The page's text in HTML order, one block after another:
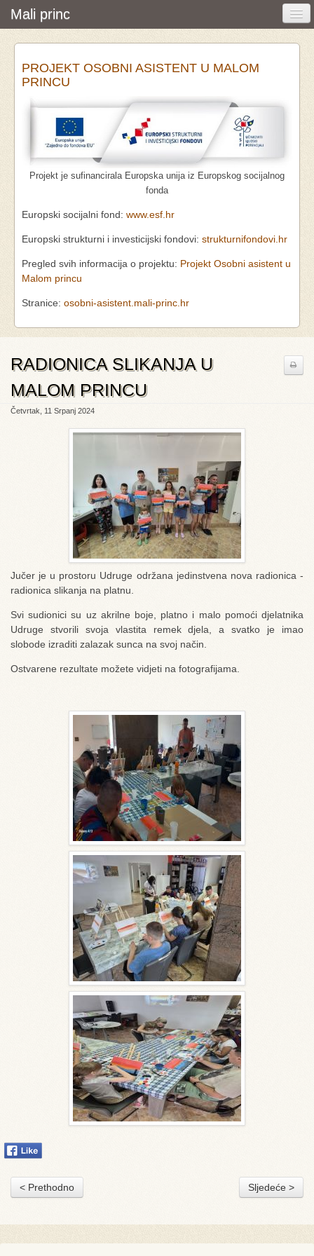
Mali princ
Početna
Vijesti i događanja
Udruga
Pretraživanje
PROJEKT OSOBNI ASISTENT U MALOM
PRINCU
Projekt je sufinancirala Europska unija iz Europskog socijalnog
fonda
Europski socijalni fond: www.esf.hr
Europski strukturni i investicijski fondovi: strukturnifondovi.hr
Pregled svih informacija o projektu: Projekt Osobni asistent u
Malom princu
Stranice: osobni-asistent.mali-princ.hr
RADIONICA SLIKANJA U
MALOM PRINCU
Četvrtak, 11 Srpanj 2024
Jučer je u prostoru Udruge održana jedinstvena nova radionica -
radionica slikanja na platnu.
Svi sudionici su uz akrilne boje, platno i malo pomoći djelatnika
Udruge stvorili svoja vlastita remek djela, a svatko je imao
slobode izraditi zalazak sunca na svoj način.
Ostvarene rezultate možete vidjeti na fotografijama.
< Prethodno Sljedeće >